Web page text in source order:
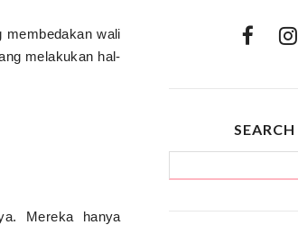
membedakan wali
melakukan hal-
Mereka hanya